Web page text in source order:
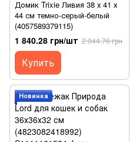
Домик Trixie Ливия 38 х 41 х
44 см темно-серый-белый
(4057589379115)
1 840.28 грн/шт 2 044.76 грн
Купить
Новинка